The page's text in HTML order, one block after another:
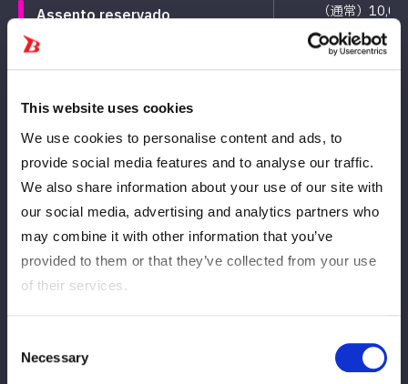
This website uses cookies
We use cookies to personalise content and ads, to
provide social media features and to analyse our traffic.
We also share information about your use of our site with
our social media, advertising and analytics partners who
may combine it with other information that you’ve
provided to them or that they’ve collected from your use
of their services.
Selection
Necessary
Assento reservado
※特典付き（参加メンバー全員のサイン入り
（通常）
（Ｕ18）
└入場時に身分証
♦当日券は各1,000円UＰ
♦出演予定選手
朱里、壮麗亜美、八神蘭奈、レディ・C、妃南、稲葉ともか、虎
龍清花
※出演予定選手は変更となる場合がございます。
◆イベント第1弾◆